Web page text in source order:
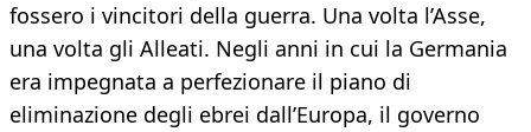
fossero i vincitori della guerra. Una volta l’Asse,
una volta gli Alleati. Negli anni in cui la Germania
era impegnata a perfezionare il piano di
eliminazione degli ebrei dall’Europa, il governo